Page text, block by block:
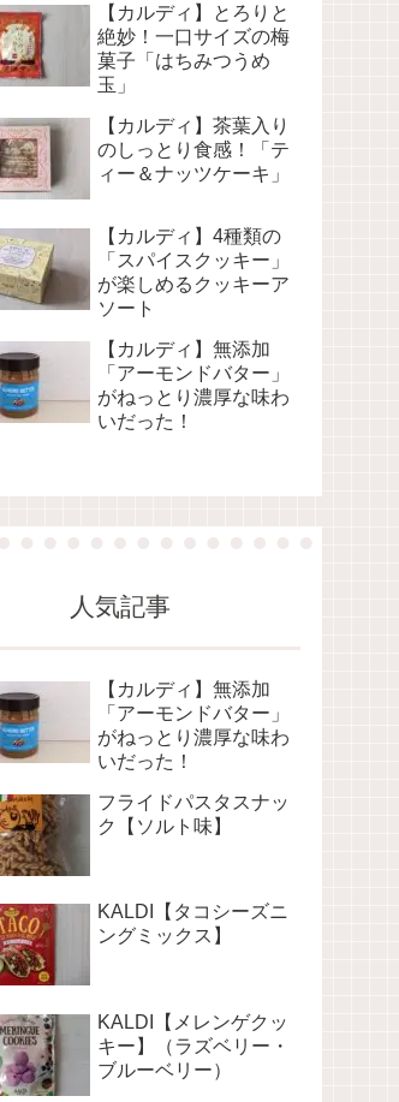
【カルディ】とろりと
絶妙！一口サイズの梅
菓子「はちみつうめ
玉」
【カルディ】茶葉入り
のしっとり食感！「テ
ィー＆ナッツケーキ」
【カルディ】4種類の
「スパイスクッキー」
が楽しめるクッキーア
ソート
【カルディ】無添加
「アーモンドバター」
がねっとり濃厚な味わ
いだった！
人気記事
【カルディ】無添加
「アーモンドバター」
がねっとり濃厚な味わ
いだった！
フライドパスタスナッ
ク【ソルト味】
KALDI【タコシーズニ
ングミックス】
KALDI【メレンゲクッ
キー】（ラズベリー・
ブルーベリー）